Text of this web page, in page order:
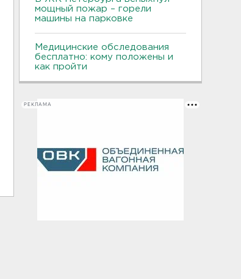
мощный пожар – горели
машины на парковке
Медицинские обследования
бесплатно: кому положены и
как пройти
РЕКЛАМА